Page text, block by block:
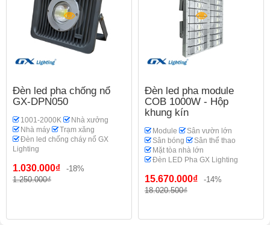
Đèn led pha chống nổ
GX-DPN050
1001-2000K
Nhà xưởng
Nhà máy
Trạm xăng
Đèn led chống cháy nổ GX
Lighting
1.030.000₫
-18%
1.250.000₫
Đèn led pha module
COB 1000W - Hộp
khung kín
Module
Sân vườn lớn
Sân bóng
Sân thể thao
Mặt tòa nhà lớn
Đèn LED Pha GX Lighting
15.670.000₫
-14%
18.020.500₫